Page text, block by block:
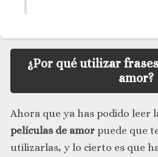
¿Por qué utilizar
amor?
Ahora que ya has podido leer
películas de amor puede que
utilizarlas, y lo cierto es que